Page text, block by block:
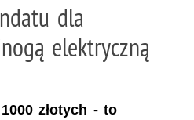
dla
elektryczną
złotych - to